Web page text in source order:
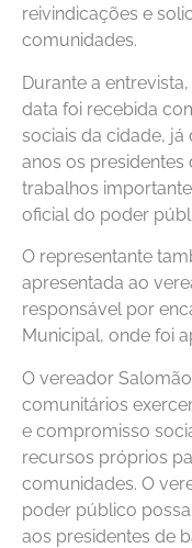
reivindicações e
comunidades.
Durante a
data foi recebida
sociais da cidade,
anos os
trabalhos
oficial do poder
O representante
apresentada ao
responsável por
Municipal, onde foi
O vereador
comunitários
e compromisso
recursos próprios
comunidades. O
poder público
aos presidentes de